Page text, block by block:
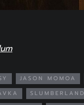
JASON MOMOA
SLUMBERLAND